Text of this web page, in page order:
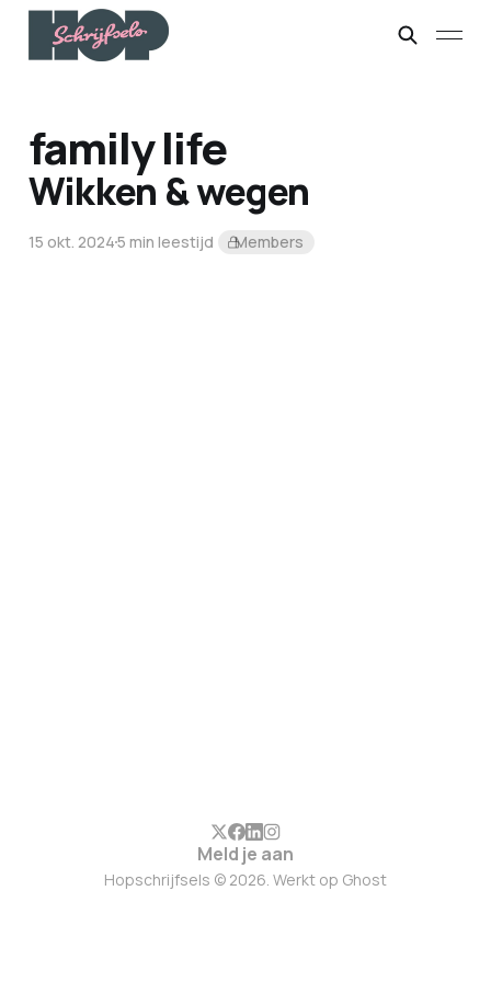
family life
Wikken & wegen
15 okt. 20245 min leestijd Members
Meld je aan
Hopschrijfsels © 2026. Werkt op Ghost